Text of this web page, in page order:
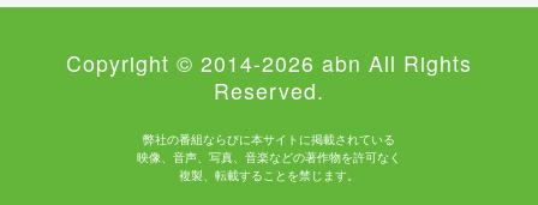
Copyright © 2014-2026 abn All Rights
Reserved.
弊社の番組ならびに本サイトに掲載されている
映像、音声、写真、音楽などの著作物を許可なく
複製、転載することを禁じます。